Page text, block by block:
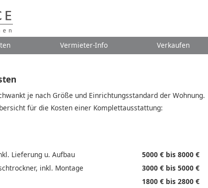
Vermieter-Info Verkaufen
je nach Größe und Einrichtungsstandard der Wohnung.
für die Kosten einer Komplettausstattung:
Lieferung u. Aufbau
5000 € bis 8000 €
inkl. Montage
3000 € bis 5000 €
1800 € bis 2800 €